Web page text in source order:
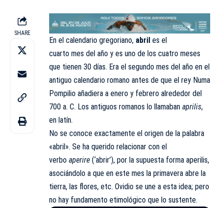
SHARE
En el calendario gregoriano, abril es el
cuarto mes del año y es uno de los cuatro meses
que tienen 30 días. Era el segundo mes del año en el
antiguo calendario romano antes de que el rey Numa
Pompilio añadiera a enero y febrero alrededor del
700 a. C. Los antiguos romanos lo llamaban aprilis,
en latín.
No se conoce exactamente el origen de la palabra
«abril». Se ha querido relacionar con el
verbo aperire (‘abrir’), por la supuesta forma aperilis,
asociándolo a que en este mes la primavera abre la
tierra, las flores, etc. Ovidio se une a esta idea; pero
no hay fundamento etimológico que lo sustente.